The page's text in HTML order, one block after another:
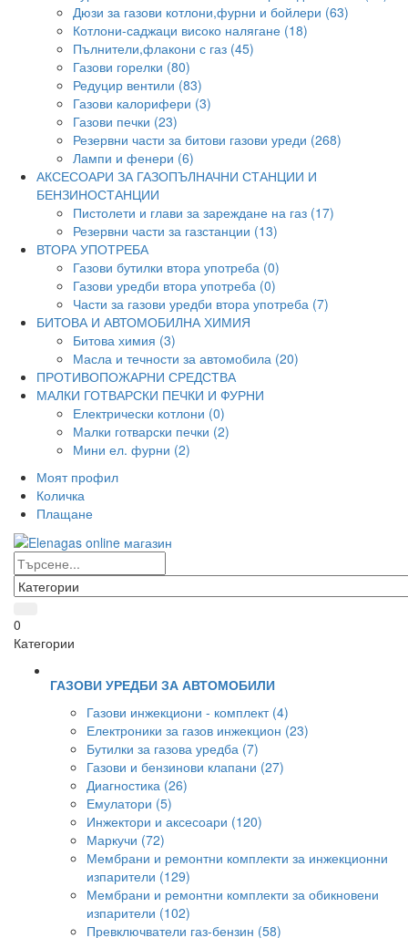
Дюзи за газови котлони,фурни и бойлери (63)
Котлони-саджаци високо налягане (18)
Пълнители,флакони с газ (45)
Газови горелки (80)
Редуцир вентили (83)
Газови калорифери (3)
Газови печки (23)
Резервни части за битови газови уреди (268)
Лампи и фенери (6)
АКСЕСОАРИ ЗА ГАЗОПЪЛНАЧНИ СТАНЦИИ И
БЕНЗИНОСТАНЦИИ
Пистолети и глави за зареждане на газ (17)
Резервни части за газстанции (13)
ВТОРА УПОТРЕБА
Газови бутилки втора употреба (0)
Газови уредби втора употреба (0)
Части за газови уредби втора употреба (7)
БИТОВА И АВТОМОБИЛНА ХИМИЯ
Битова химия (3)
Масла и течности за автомобила (20)
ПРОТИВОПОЖАРНИ СРЕДСТВА
МАЛКИ ГОТВАРСКИ ПЕЧКИ И ФУРНИ
Електрически котлони (0)
Малки готварски печки (2)
Мини ел. фурни (2)
Моят профил
Количка
Плащане
0
Категории
ГАЗОВИ УРЕДБИ ЗА АВТОМОБИЛИ
Газови инжекциони - комплект (4)
Електроники за газов инжекцион (23)
Бутилки за газова уредба (7)
Газови и бензинови клапани (27)
Диагностика (26)
Емулатори (5)
Инжектори и аксесоари (120)
Маркучи (72)
Мембрани и ремонтни комплекти за инжекционни
изпарители (129)
Мембрани и ремонтни комплекти за обикновени
изпарители (102)
Превключватели газ-бензин (58)